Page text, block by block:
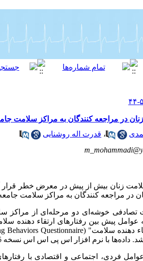
در مراجعه کنندگان به مراکز سلامت
، قدرت اله روشنایی
سلامت زنان بیش از پیش در معرض خطر
در مراجعه کنندگان به مراکز سلامت
500 زن به صورت تصادفی خوشه‌ای دو مرحله‌ای
پیش بین رفتارهای ارتقاء دهنده
دهنده سلامت" (Behaviors Questionnaire
با نرم افزار اس پی اس اس نسخه 16 تحلیل شدند.
فردی، اجتماعی و اقتصادی با